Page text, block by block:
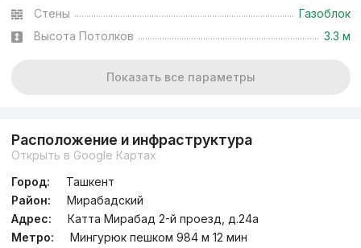
Стены
Газоблок
Высота Потолков
3.3 м
Показать все параметры
Расположение и инфраструктура
Открыть в Google Картах
Город:
Ташкент
Район:
Мирабадский
Адрес:
Катта Мирабад 2-й проезд, д.24a
Метро:
Мингурюк пешком 984 м 12 мин